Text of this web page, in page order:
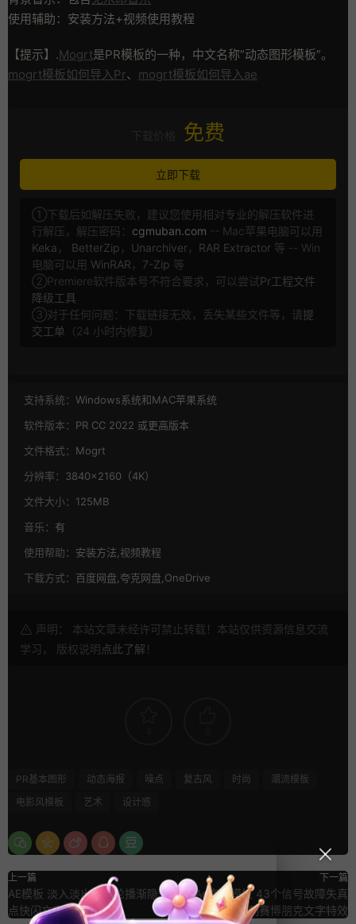
使用辅助：安装方法+视频使用教程
【提示】.Mogrt是PR模板的一种，中文名称”动态图形模板”。
mogrt模板如何导入Pr、 mogrt模板如何导入ae
免费
立即下载
①下载后如解压失败，建议您使用相对专业的解压软件进
行解压，解压密码： cgmuban.com -- Mac苹果电脑可以用
Keka ， BetterZip ， Unarchiver， RAR Extractor 等 -- Win
电脑可以用 WinRAR ， 7-Zip 等
②Premiere软件版本号不符合要求，可以尝试Pr工程文件
降级工具
③对于任何问题：下载链接无效，丢失某些文件等，请提
交工单 （24 小时内修复）
支持系统： Windows系统和MAC苹果系统
软件版本： PR CC 2022 或更高版本
文件格式： Mogrt
分辨率： 3840×2160（4K）
文件大小： 125MB
音乐： 有
使用帮助： 安装方法,视频教程
下载方式： 百度网盘,夸克网盘,OneDrive
声明： 本站文章未经许可禁止转载！本站仅供资源信息交流
学习， 版权说明点此了解 ！
PR基本图形 动态海报 噪点 复古风 时尚
潮流模板
电影风模板
艺术 设计感
上一篇
AE模板 淡入淡出字幕轮播渐隐卡
点快闪文字动画
下一篇
Ae字幕模板 43个信号故障失真
VHS毛刺赛博朋克文字特效